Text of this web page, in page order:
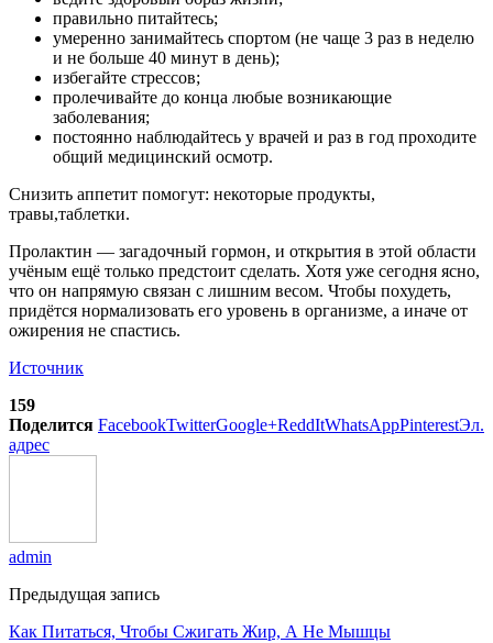
правильно питайтесь;
умеренно занимайтесь спортом (не чаще 3 раз в неделю
и не больше 40 минут в день);
избегайте стрессов;
пролечивайте до конца любые возникающие
заболевания;
постоянно наблюдайтесь у врачей и раз в год проходите
общий медицинский осмотр.
Снизить аппетит помогут: некоторые продукты,
травы,таблетки.
Пролактин — загадочный гормон, и открытия в этой области
учёным ещё только предстоит сделать. Хотя уже сегодня ясно,
что он напрямую связан с лишним весом. Чтобы похудеть,
придётся нормализовать его уровень в организме, а иначе от
ожирения не спастись.
Источник
159
Поделится FacebookTwitterGoogle+ReddItWhatsAppPinterestЭл.
адрес
admin
Предыдущая запись
Как Питаться, Чтобы Сжигать Жир, А Не Мышцы